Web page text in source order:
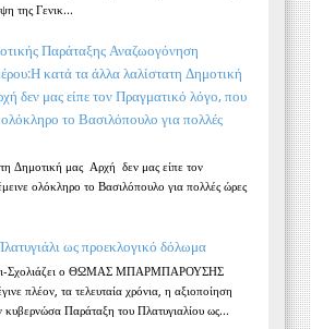
της Γενικ...
Παράταξης Αναζωογόνηση
κατά τα άλλα λαλίστατη Δημοτική
δεν μας είπε τον Πραγματικό λόγο, που
ολόκληρο το Βασιλόπουλο για πολλές
Δημοτική μας Αρχή δεν μας είπε τον
ολόκληρο το Βασιλόπουλο για πολλές ώρες
ως προεκλογικό δόλωμα
Σχολιάζει ο ΘΩΜΑΣ ΜΠΑΡΜΠΑΡΟΥΣΗΣ
πλέον, τα τελευταία χρόνια, η αξιοποίηση
κυβερνώσα Παράταξη του Πλατυγιαλίου ως...